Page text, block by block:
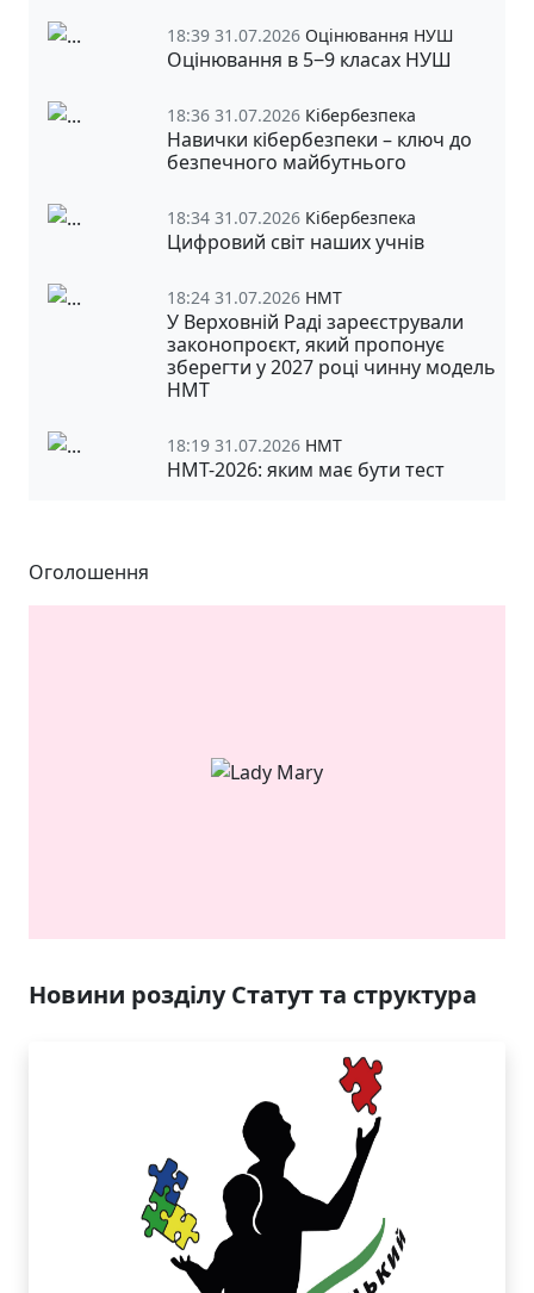
18:39 31.07.2026 Оцінювання НУШ
Оцінювання в 5‒9 класах НУШ
18:36 31.07.2026 Кібербезпека
Навички кібербезпеки – ключ до
безпечного майбутнього
18:34 31.07.2026 Кібербезпека
Цифровий світ наших учнів
18:24 31.07.2026 НМТ
У Верховній Раді зареєстрували
законопроєкт, який пропонує
зберегти у 2027 році чинну модель
НМТ
18:19 31.07.2026 НМТ
НМТ-2026: яким має бути тест
Оголошення
У ЛЬВОВІ
Новини розділу Статут та структура